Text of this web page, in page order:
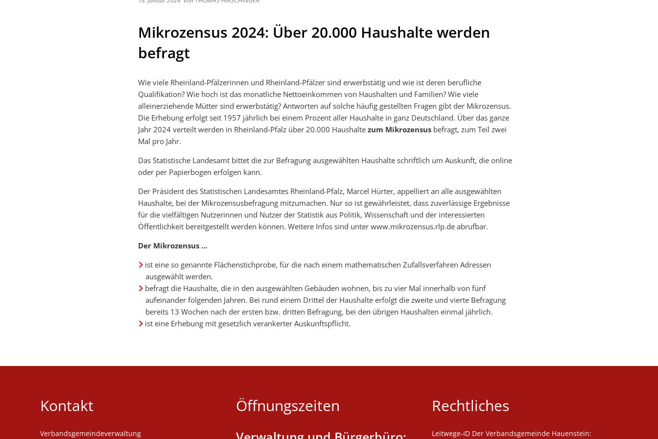
Mikrozensus 2024: Über 20.000 Haushalte werden
befragt
Wie viele Rheinland-Pfälzerinnen und Rheinland-Pfälzer sind erwerbstätig und wie ist deren berufliche
Qualifikation? Wie hoch ist das monatliche Nettoeinkommen von Haushalten und Familien? Wie viele
alleinerziehende Mütter sind erwerbstätig? Antworten auf solche häufig gestellten Fragen gibt der Mikrozensus.
Die Erhebung erfolgt seit 1957 jährlich bei einem Prozent aller Haushalte in ganz Deutschland. Über das ganze
Jahr 2024 verteilt werden in Rheinland-Pfalz über 20.000 Haushalte zum Mikrozensus befragt, zum Teil zwei
Mal pro Jahr.
Das Statistische Landesamt bittet die zur Befragung ausgewählten Haushalte schriftlich um Auskunft, die online
oder per Papierbogen erfolgen kann.
Der Präsident des Statistischen Landesamtes Rheinland-Pfalz, Marcel Hürter, appelliert an alle ausgewählten
Haushalte, bei der Mikrozensusbefragung mitzumachen. Nur so ist gewährleistet, dass zuverlässige Ergebnisse
für die vielfältigen Nutzerinnen und Nutzer der Statistik aus Politik, Wissenschaft und der interessierten
Öffentlichkeit bereitgestellt werden können. Weitere Infos sind unter www.mikrozensus.rlp.de abrufbar.
Der Mikrozensus …
ist eine so genannte Flächenstichprobe, für die nach einem mathematischen Zufallsverfahren Adressen
ausgewählt werden.
befragt die Haushalte, die in den ausgewählten Gebäuden wohnen, bis zu vier Mal innerhalb von fünf
aufeinander folgenden Jahren. Bei rund einem Drittel der Haushalte erfolgt die zweite und vierte Befragung
bereits 13 Wochen nach der ersten bzw. dritten Befragung, bei den übrigen Haushalten einmal jährlich.
ist eine Erhebung mit gesetzlich verankerter Auskunftspflicht.
Kontakt
Verbandsgemeindeverwaltung
Öffnungszeiten Rechtliches
Leitwege-ID Der Verbandsgemeinde Hauenstein: